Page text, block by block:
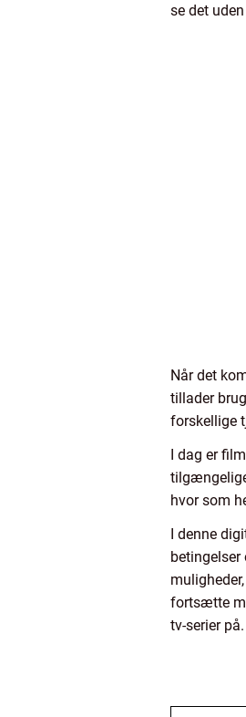
se det
Når det
tillader
forskellige
I dag er
hvor som
I denne
fortsætte
tv-serier på.